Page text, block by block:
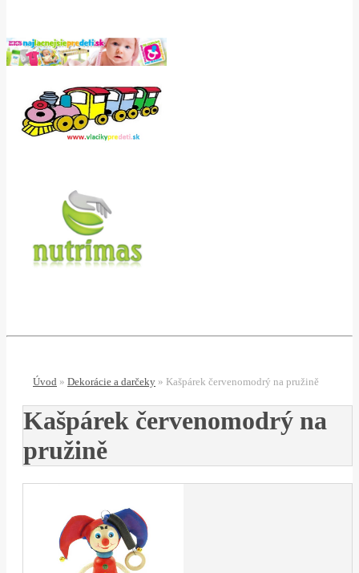
Úvod » Dekorácie a darčeky » Kašpárek červenomodrý na pružině
Kašpárek červenomodrý na
pružině